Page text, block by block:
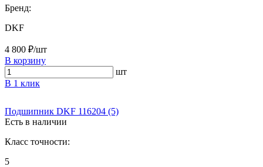
Бренд:
DKF
4 800 ₽/шт
В корзину
шт
В 1 клик
Подшипник DKF 116204 (5)
Есть в наличии
Класс точности:
5